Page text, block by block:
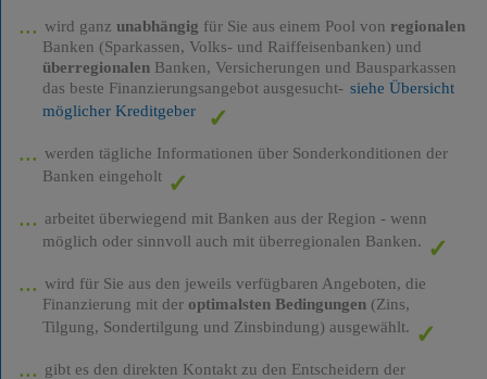
wird ganz unabhängig für Sie aus einem Pool von regionalen
Banken (Sparkassen, Volks- und Raiffeisenbanken) und
überregionalenBanken, Versicherungen und Bausparkassen
das beste Finanzierungsangebot ausgesucht- siehe Übersicht
möglicher Kreditgeber
werden tägliche Informationen über Sonderkonditionen der
Banken eingeholt
arbeitet überwiegend mit Banken aus der Region - wenn
möglich oder sinnvoll auch mit überregionalen Banken.
wird für Sie aus den jeweils verfügbaren Angeboten, die
Finanzierung mit der optimalsten Bedingungen(Zins,
Tilgung, Sondertilgung und Zinsbindung) ausgewählt.
gibt es den direkten Kontakt zu den Entscheidern der